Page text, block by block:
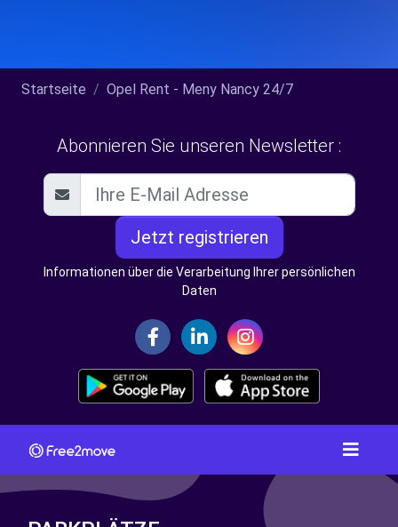
Startseite Opel Rent - Meny Nancy 24/7
Abonnieren Sie unseren Newsletter :
Jetzt registrieren
Informationen über die Verarbeitung Ihrer persönlichen
Daten